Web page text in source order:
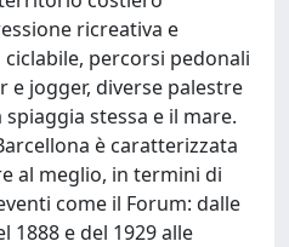
ricreativa e
percorsi pedonali
jogger, diverse palestre
stessa e il mare.
è caratterizzata
al meglio, in termini di
come il Forum: dalle
1888 e del 1929 alle